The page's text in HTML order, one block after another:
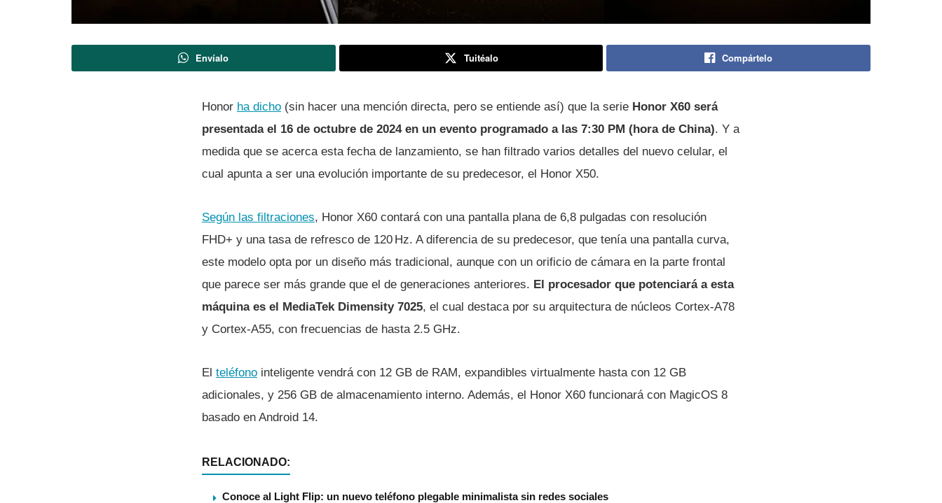
Envíalo Tuitéalo Compártelo
Honor ha dicho (sin hacer una mención directa, pero se entiende así) que la serie Honor X60 será
presentada el 16 de octubre de 2024 en un evento programado a las 7:30 PM (hora de China). Y a
medida que se acerca esta fecha de lanzamiento, se han filtrado varios detalles del nuevo celular, el
cual apunta a ser una evolución importante de su predecesor, el Honor X50.
Según las filtraciones, Honor X60 contará con una pantalla plana de 6,8 pulgadas con resolución
FHD+ y una tasa de refresco de 120 Hz. A diferencia de su predecesor, que tenía una pantalla curva,
este modelo opta por un diseño más tradicional, aunque con un orificio de cámara en la parte frontal
que parece ser más grande que el de generaciones anteriores. El procesador que potenciará a esta
máquina es el MediaTek Dimensity 7025, el cual destaca por su arquitectura de núcleos Cortex-A78
y Cortex-A55, con frecuencias de hasta 2.5 GHz.
El teléfono inteligente vendrá con 12 GB de RAM, expandibles virtualmente hasta con 12 GB
adicionales, y 256 GB de almacenamiento interno. Además, el Honor X60 funcionará con MagicOS 8
basado en Android 14.
RELACIONADO:
Conoce al Light Flip: un nuevo teléfono plegable minimalista sin redes sociales